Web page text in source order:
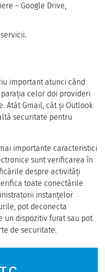
– Google Drive,
important atunci când
celor doi provideri
Atât Gmail, cât și Outlook
securitate pentru
importante caracteristici
sunt verificarea în
despre activități
toate conectările
instanțelor
pot deconecta
un dispozitiv furat sau pot
de securitate.